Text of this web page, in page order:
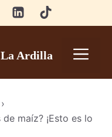
La Ardilla
›
maíz? ¡Esto es lo